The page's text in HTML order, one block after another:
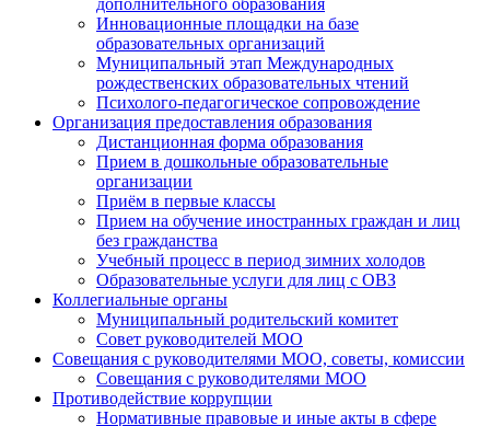
дополнительного образования
Инновационные площадки на базе
образовательных организаций
Муниципальный этап Международных
рождественских образовательных чтений
Психолого-педагогическое сопровождение
Организация предоставления образования
Дистанционная форма образования
Прием в дошкольные образовательные
организации
Приём в первые классы
Прием на обучение иностранных граждан и лиц
без гражданства
Учебный процесс в период зимних холодов
Образовательные услуги для лиц с ОВЗ
Коллегиальные органы
Муниципальный родительский комитет
Совет руководителей МОО
Совещания с руководителями МОО, советы, комиссии
Совещания с руководителями МОО
Противодействие коррупции
Нормативные правовые и иные акты в сфере